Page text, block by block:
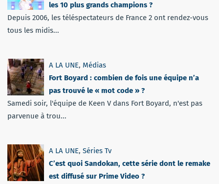
les 10 plus grands champions ?
Depuis 2006, les téléspectateurs de France 2 ont rendez-vous
tous les midis...
A LA UNE, Médias
Fort Boyard : combien de fois une équipe n’a
pas trouvé le « mot code » ?
Samedi soir, l'équipe de Keen V dans Fort Boyard, n'est pas
parvenue à trou...
A LA UNE, Séries Tv
C’est quoi Sandokan, cette série dont le remake
est diffusé sur Prime Video ?